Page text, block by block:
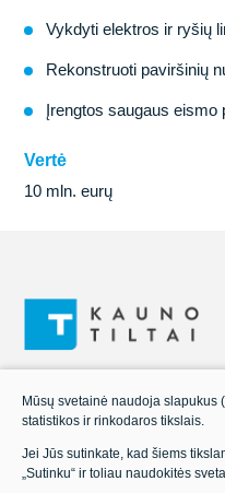
Vykdyti elektros ir ryšių
Rekonstruoti paviršinių
Įrengtos saugaus eismo
Vertė
10 mln. eurų
ADRESAS:
Mūsų svetainė naudoja slapukus
statistikos ir rinkodaros tikslais.
Jei Jūs sutinkate, kad šiems
„Sutinku“ ir toliau naudokitės